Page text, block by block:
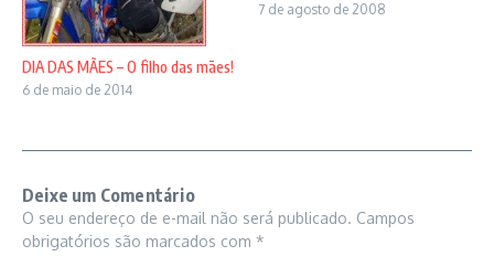
DIA DAS MÃES – O filho das mães!
6 de maio de 2014
7 de agosto de 2008
Deixe um Comentário
O seu endereço de e-mail não será publicado. Campos
obrigatórios são marcados com *